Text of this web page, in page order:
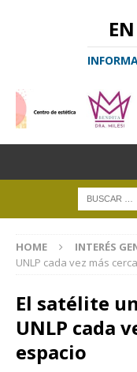
HOME INTERÉS
UNLP cada vez más
El satélite
UNLP cada
espacio